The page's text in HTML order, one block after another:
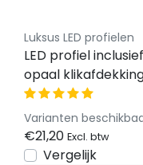
Luksus LED profielen
LED profiel inclusief
opaal
20mm x 20mm -
318WIT
Varianten
€21,20 Excl. btw
Vergelijk